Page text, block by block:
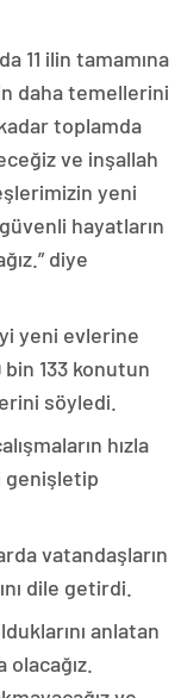
11 ilin tamamına
daha temellerini
toplamda
ve inşallah
yeni
hayatların
diye
yeni evlerine
133 konutun
söyledi.
hızla
genişletip
vatandaşların
dile getirdi.
anlatan